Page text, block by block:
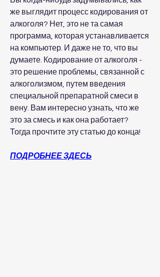
же выглядит процесс кодирования от
алкоголя? Нет, это не та самая
программа, которая устанавливается
на компьютер. И даже не то, что вы
думаете. Кодирование от алкоголя -
это решение проблемы, связанной с
алкоголизмом, путем введения
специальной препаратной смеси в
вену. Вам интересно узнать, что же
это за смесь и как она работает?
Тогда прочтите эту статью до конца!
ПОДРОБНЕЕ ЗДЕСЬ